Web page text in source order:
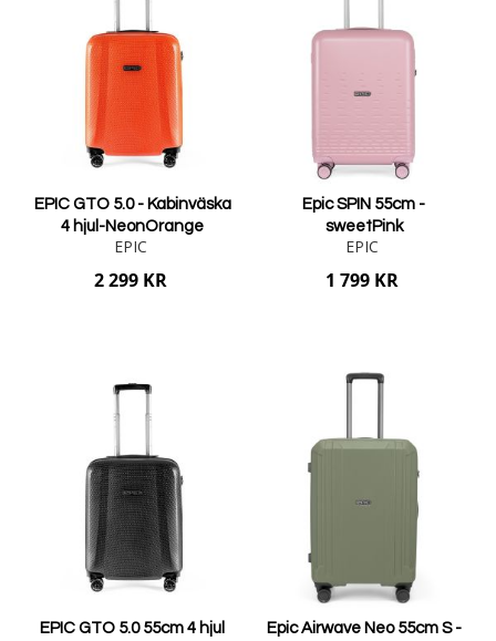
EPIC GTO 5.0 - Kabinväska
4 hjul-NeonOrange
EPIC
2 299 KR
Epic SPIN 55cm -
sweetPink
EPIC
1 799 KR
EPIC GTO 5.0 55cm 4 hjul
Epic Airwave Neo 55cm S -